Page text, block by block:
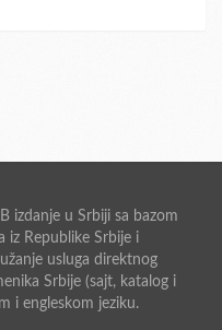
izdanje u Srbiji sa bazom
iz Republike Srbije i
usluga direktnog
Srbije (sajt, katalog i
i engleskom jeziku.